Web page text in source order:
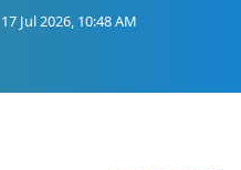
17 Jul 2026, 10:48 AM